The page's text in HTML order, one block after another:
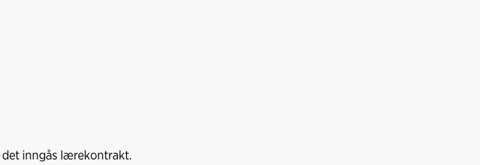
det inngås lærekontrakt.